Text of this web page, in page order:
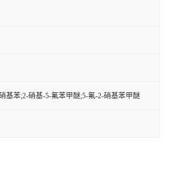
基苯;2-硝基-5-氟苯甲醚;5-氟-2-硝基苯甲醚